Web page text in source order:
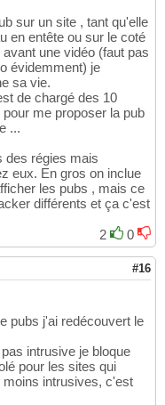
sur un site , tant qu'elle
en entête ou sur le coté
une vidéo (faut pas
évidemment) je
sa vie.
de chargé des 10
me proposer la pub
...
des régies mais
eux. En gros on inclue
les pubs , mais ce
différents et ça c'est
2
0
#16
pubs j'ai redécouvert le
intrusive je bloque
pour les sites qui
intrusives, c'est